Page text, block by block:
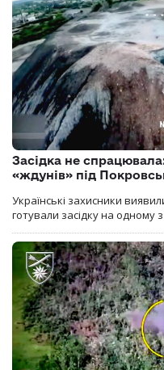
Засідка не
«ждунів» під
Українські захисники
готували засідку на одному